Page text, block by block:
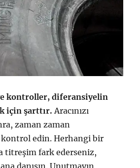
kontroller, diferansiyelin
için şarttır. Aracınızı
zaman zaman
edin. Herhangi bir
titreşim fark ederseniz,
danışın. Unutmayın,